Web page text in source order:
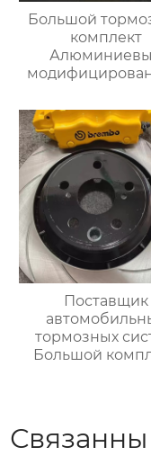
Большой
комплект
MP 4
тормозные
для F30 F22 F31
Поставщик
тормозных
Большой
Подходит для
Audi, Honda,